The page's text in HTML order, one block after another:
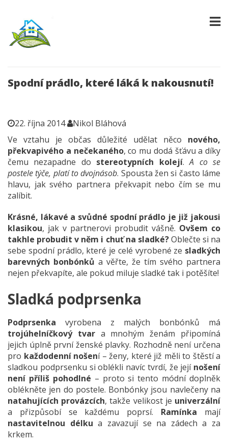
Spodní prádlo, které láká k nakousnutí!
22. října 2014
Nikol Bláhová
Ve vztahu je občas důležité udělat něco nového,
překvapivého a nečekaného, co mu dodá šťávu a díky
čemu nezapadne do stereotypních kolejí.A co se
postele týče, platí to dvojnásob. Spousta žen si často láme
hlavu, jak svého partnera překvapit nebo čím se mu
zalíbit.
Krásné, lákavé a svůdné spodní prádlo je již jakousi
klasikou, jak v partnerovi probudit vášně. Ovšem co
takhle probudit v něm i chuť na sladké?Oblečte si na
sebe spodní prádlo, které je celé vyrobené ze sladkých
barevných bonbónků a věřte, že tím svého partnera
nejen překvapíte, ale pokud miluje sladké tak i potěšíte!
Sladká podprsenka
Podprsenka vyrobena z malých bonbónků má
trojúhelníčkový tvara mnohým ženám připomíná
jejich úplně první ženské plavky. Rozhodně není určena
pro každodenní nošení – ženy, které již měli to štěstí a
sladkou podprsenku si oblékli navíc tvrdí, že její nošení
není příliš pohodlné – proto si tento módní doplněk
oblékněte jen do postele. Bonbónky jsou navlečeny na
natahujících provázcích, takže velikost je univerzální
a přizpůsobí se každému poprsí. Ramínka mají
nastavitelnou délku a zavazují se na zádech a za
krkem.